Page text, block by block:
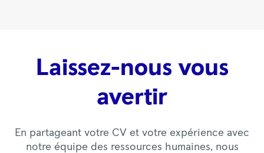
Laissez-nous vous
avertir
En partageant votre CV et votre expérience avec
notre équipe des ressources humaines, nous